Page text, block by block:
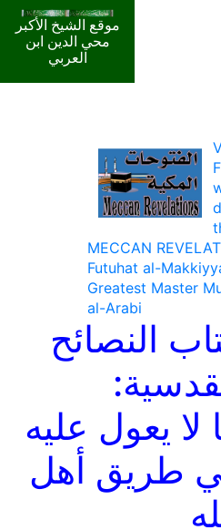
موقع الشيخ الأكبر
محي الدين ابن
العربي
MECCAN
Futuhat al-
Greatest Master
al-Arabi
النصائح
لا يعول عليه
طريق أهل